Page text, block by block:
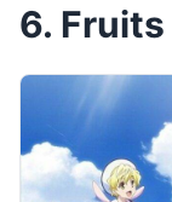
6.